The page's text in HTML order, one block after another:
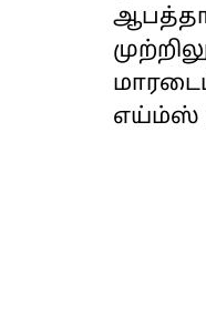
எய்ம்ஸ்